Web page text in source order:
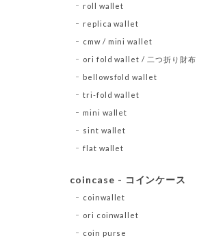
roll wallet
replica wallet
cmw / mini wallet
ori fold wallet / 二つ折り財布
bellowsfold wallet
tri-fold wallet
mini wallet
sint wallet
flat wallet
coincase - コインケース
coinwallet
ori coinwallet
coin purse